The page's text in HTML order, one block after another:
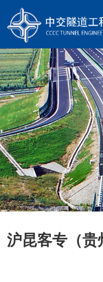
沪昆客专（贵